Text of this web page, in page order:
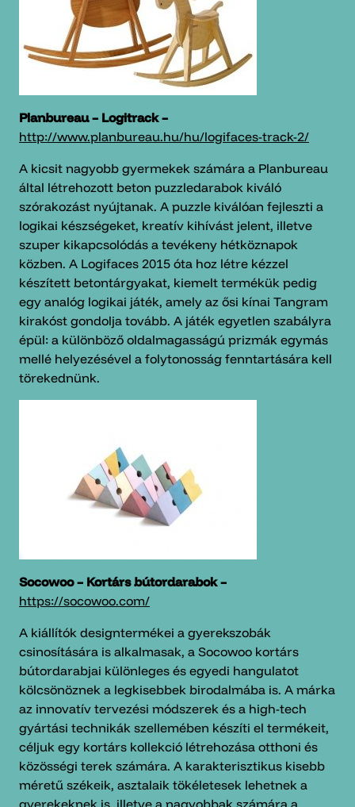
Planbureau – Logitrack –
http://www.planbureau.hu/hu/logifaces-track-2/
A kicsit nagyobb gyermekek számára a Planbureau
által létrehozott beton puzzledarabok kiváló
szórakozást nyújtanak. A puzzle kiválóan fejleszti a
logikai készségeket, kreatív kihívást jelent, illetve
szuper kikapcsolódás a tevékeny hétköznapok
közben. A Logifaces 2015 óta hoz létre kézzel
készített betontárgyakat, kiemelt termékük pedig
egy analóg logikai játék, amely az ősi kínai Tangram
kirakóst gondolja tovább. A játék egyetlen szabályra
épül: a különböző oldalmagasságú prizmák egymás
mellé helyezésével a folytonosság fenntartására kell
törekednünk.
Socowoo – Kortárs bútordarabok –
https://socowoo.com/
A kiállítók designtermékei a gyerekszobák
csinosítására is alkalmasak, a Socowoo kortárs
bútordarabjai különleges és egyedi hangulatot
kölcsönöznek a legkisebbek birodalmába is. A márka
az innovatív tervezési módszerek és a high-tech
gyártási technikák szellemében készíti el termékeit,
céljuk egy kortárs kollekció létrehozása otthoni és
közösségi terek számára. A karakterisztikus kisebb
méretű székeik, asztalaik tökéletesek lehetnek a